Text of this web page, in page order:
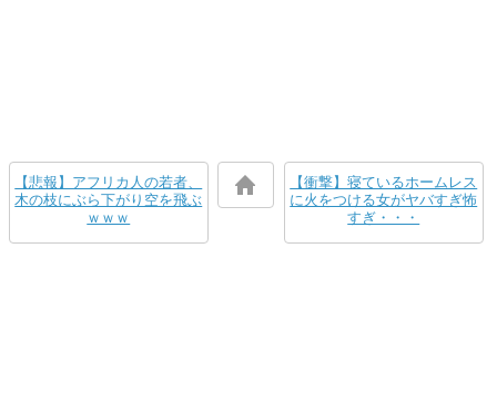
【悲報】アフリカ人の若者、
木の枝にぶら下がり空を飛ぶ
ｗｗｗ
【衝撃】寝ているホームレス
に火をつける女がヤバすぎ怖
すぎ・・・